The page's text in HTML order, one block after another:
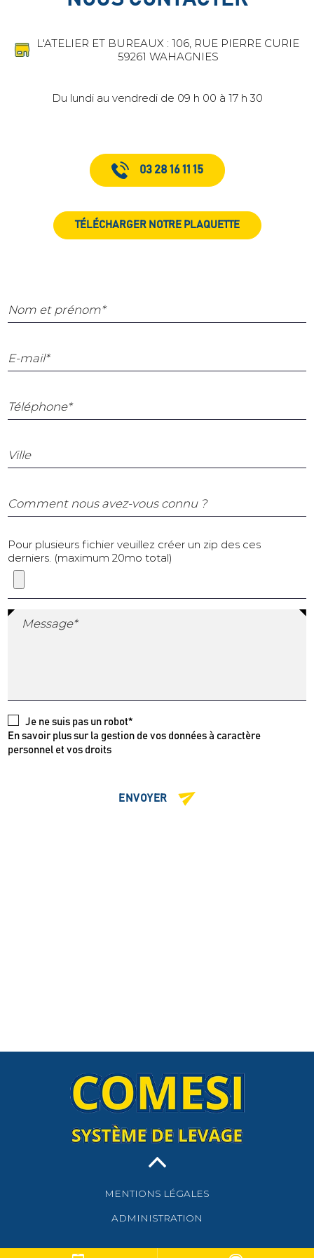
L'ATELIER ET BUREAUX : 106, RUE PIERRE CURIE
59261 WAHAGNIES
Du lundi au vendredi de 09 h 00 à 17 h 30
03 28 16 11 15
TÉLÉCHARGER NOTRE PLAQUETTE
Nom et prénom*
E-mail*
Téléphone*
Ville
Comment nous avez-vous connu ?
Pour plusieurs fichier veuillez créer un zip des ces
derniers. (maximum 20mo total)
Message*
Je ne suis pas un robot*
En savoir plus sur la gestion de vos données à caractère
personnel et vos droits
ENVOYER
MENTIONS LÉGALES
ADMINISTRATION